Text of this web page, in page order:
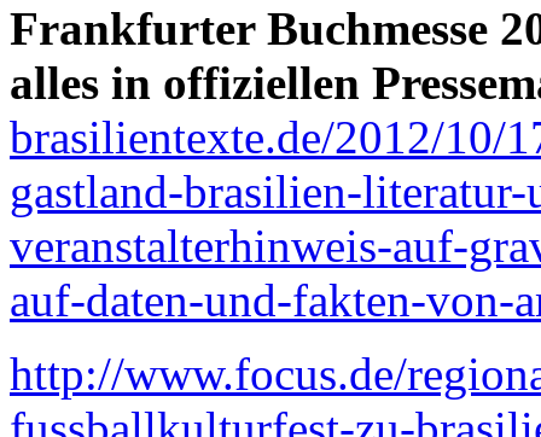
Frankfurter Buchmesse
alles in offiziellen
brasilientexte.de/2012/10/
gastland-brasilien-
veranstalterhinweis-auf-
auf-daten-und-fakten-von-
http://www.focus.de/